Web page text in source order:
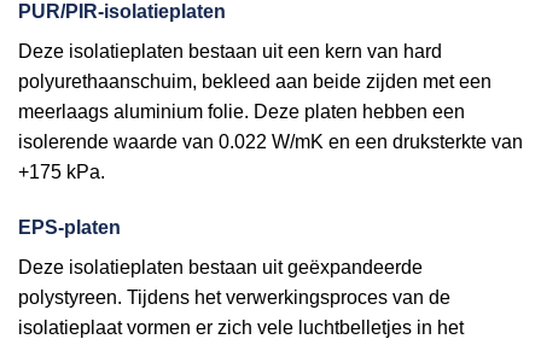
PUR/PIR-isolatieplaten
Deze isolatieplaten bestaan uit een kern van hard
polyurethaanschuim, bekleed aan beide zijden met een
meerlaags aluminium folie. Deze platen hebben een
isolerende waarde van 0.022 W/mK en een druksterkte van
+175 kPa.
EPS-platen
Deze isolatieplaten bestaan uit geëxpandeerde
polystyreen. Tijdens het verwerkingsproces van de
isolatieplaat vormen er zich vele luchtbelletjes in het